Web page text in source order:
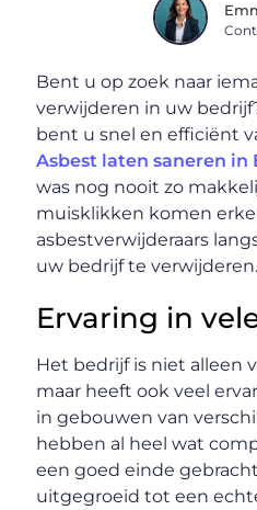
Bent u op zoek naar
verwijderen in uw
bent u snel en efficiënt
Asbest laten saneren in
was nog nooit zo
muisklikken komen
asbestverwijderaars
uw bedrijf te verwijderen.
Ervaring in
Het bedrijf is niet alleen
maar heeft ook veel
in gebouwen van
hebben al heel wat
een goed einde
uitgegroeid tot een